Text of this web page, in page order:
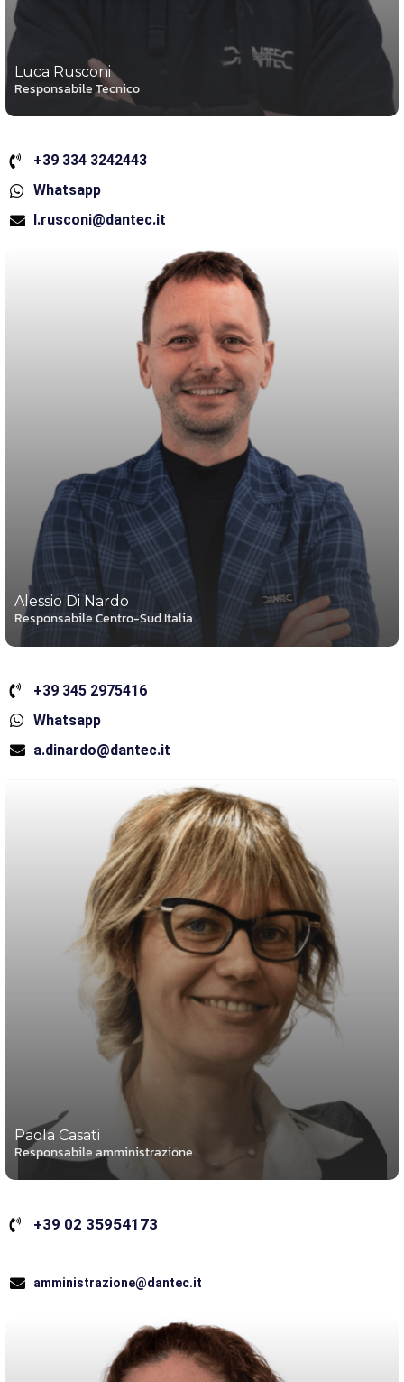
Luca Rusconi
Responsabile Tecnico
+39 334 3242443
Whatsapp
l.rusconi@dantec.it
Alessio Di Nardo
Responsabile Centro-Sud Italia
+39 345 2975416
Whatsapp
a.dinardo@dantec.it
Paola Casati
Responsabile amministrazione
+39 02 35954173
amministrazione@dantec.it